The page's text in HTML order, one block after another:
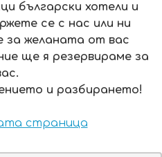
български хотели и
се с нас или ни
за желаната от вас
ще я резервираме за
и разбирането!
страница
ХОТЕЛ 3*,
ЦЕНА ОТ:
67 ЛВ.